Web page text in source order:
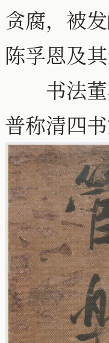
贪腐，被
陈孚恩及
书法董
普称清四书